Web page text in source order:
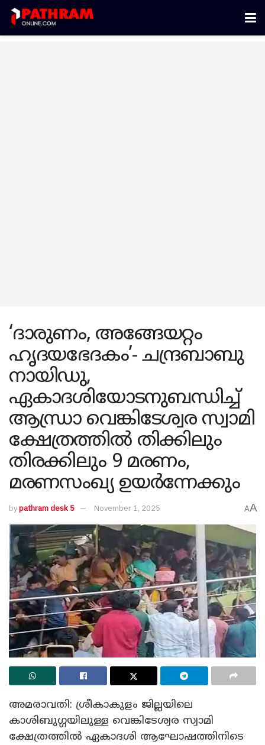
‘ദാരുണം, അങ്ങേയറ്റം
ഹൃദയഭേദകം’- ചന്ദ്രബാബു
നായിഡു,
ഏകാദശിയോടനുബന്ധിച്ച്
ആന്ധ്രാ വെങ്കിടേശ്വര സ്വാമി
ക്ഷേത്രത്തിൽ തിക്കിലും
തിരക്കിലും 9 മരണം,
മരണസംഖ്യ ഉയർന്നേക്കും
bypathram desk 5 November 1, 2025 AA
അമരാവതി: ശ്രീകാകുളം ജില്ലയിലെ
കാശിബുഗ്ഗയിലുള്ള വെങ്കിടേശ്വര സ്വാമി
ക്ഷേത്രത്തിൽ ഏകാദശി ആഘോഷത്തിനിടെ